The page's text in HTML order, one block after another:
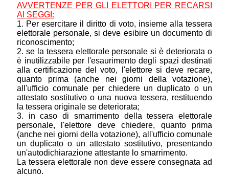
AVVERTENZE PER GLI ELETTORI PER RECARSI
AI SEGGI:
1. Per esercitare il diritto di voto, insieme alla tessera
elettorale personale, si deve esibire un documento di
riconoscimento;
2. se la tessera elettorale personale si è deteriorata o
è inutilizzabile per l'esaurimento degli spazi destinati
alla certificazione del voto, l'elettore si deve recare,
quanto prima (anche nei giorni della votazione),
all'ufficio comunale per chiedere un duplicato o un
attestato sostitutivo o una nuova tessera, restituendo
la tessera originale se deteriorata;
3. in caso di smarrimento della tessera elettorale
personale, l'elettore deve chiedere, quanto prima
(anche nei giorni della votazione), all'ufficio comunale
un duplicato o un attestato sostitutivo, presentando
un'autodichiarazione attestante lo smarrimento.
La tessera elettorale non deve essere consegnata ad
alcuno.